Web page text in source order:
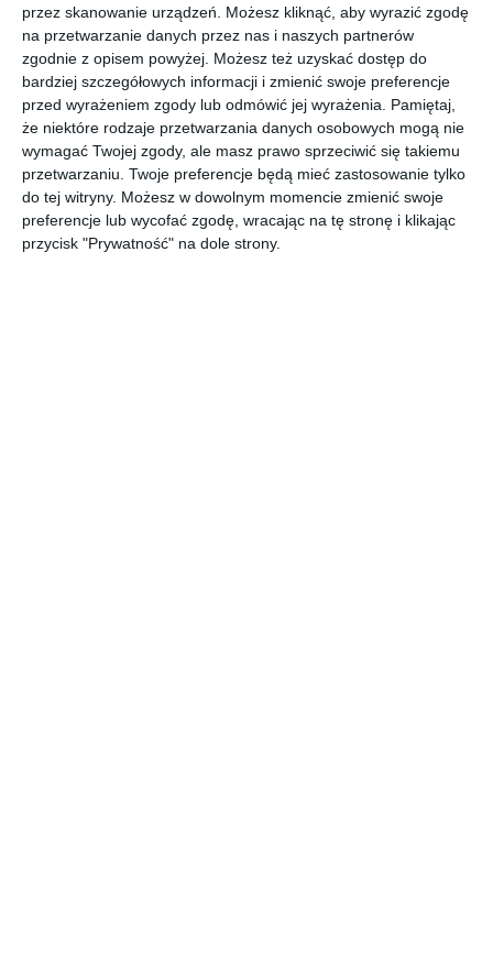
przez skanowanie urządzeń. Możesz kliknąć, aby wyrazić zgodę
na przetwarzanie danych przez nas i naszych partnerów
zgodnie z opisem powyżej. Możesz też uzyskać dostęp do
bardziej szczegółowych informacji i zmienić swoje preferencje
przed wyrażeniem zgody lub odmówić jej wyrażenia.
Pamiętaj,
że niektóre rodzaje przetwarzania danych osobowych mogą nie
wymagać Twojej zgody, ale masz prawo sprzeciwić się takiemu
przetwarzaniu. Twoje preferencje będą mieć zastosowanie tylko
do tej witryny. Możesz w dowolnym momencie zmienić swoje
preferencje lub wycofać zgodę, wracając na tę stronę i klikając
przycisk "Prywatność" na dole strony.
DODAJ DO ULUBIONYCH
UDOSTĘPNIJ
Pozostałe zdjęcia w projekcie:Nowoczesny projekt
mieszkania w żywych kolorach